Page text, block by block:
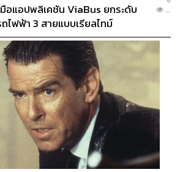
อแอปพลิเคชัน ViaBus ยกระดับ
ไฟฟ้า 3 สายแบบเรียลไทม์
...